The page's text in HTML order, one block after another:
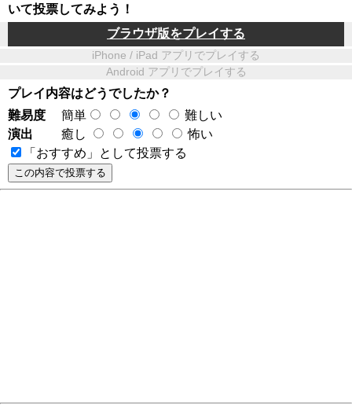
いて投票してみよう！
ブラウザ版をプレイする
iPhone / iPad アプリでプレイする
Android アプリでプレイする
プレイ内容はどうでしたか？
難易度
簡単
難しい
演出
癒し
怖い
「おすすめ」として投票する